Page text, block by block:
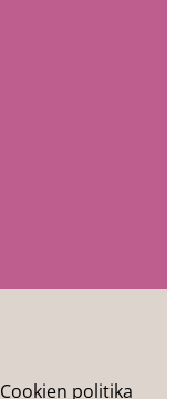
Cookien politika